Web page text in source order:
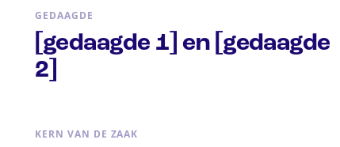
GEDAAGDE
[gedaagde 1] en [gedaagde
2]
KERN VAN DE ZAAK